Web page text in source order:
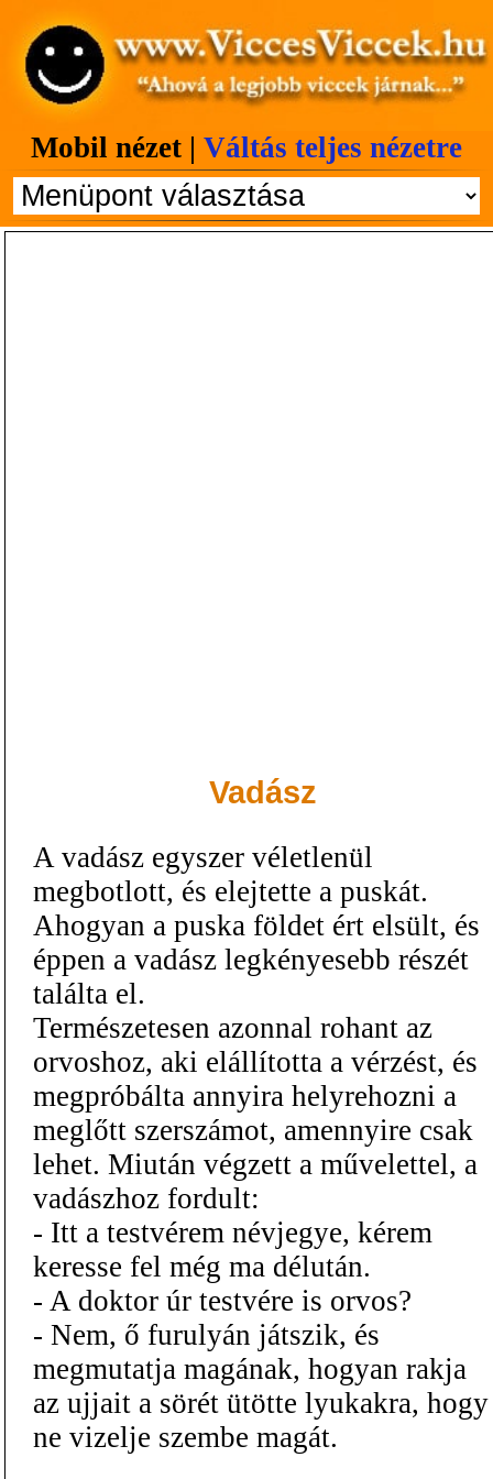
Mobil nézet | Váltás teljes nézetre
Vadász
A vadász egyszer véletlenül
megbotlott, és elejtette a puskát.
Ahogyan a puska földet ért elsült, és
éppen a vadász legkényesebb részét
találta el.
Természetesen azonnal rohant az
orvoshoz, aki elállította a vérzést, és
megpróbálta annyira helyrehozni a
meglőtt szerszámot, amennyire csak
lehet. Miután végzett a művelettel, a
vadászhoz fordult:
- Itt a testvérem névjegye, kérem
keresse fel még ma délután.
- A doktor úr testvére is orvos?
- Nem, ő furulyán játszik, és
megmutatja magának, hogyan rakja
az ujjait a sörét ütötte lyukakra, hogy
ne vizelje szembe magát.